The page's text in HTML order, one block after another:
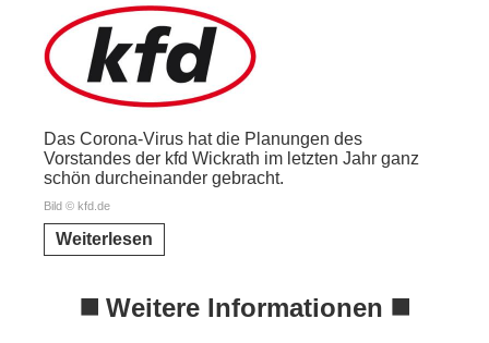
Das Corona-Virus hat die Planungen des
Vorstandes der kfd Wickrath im letzten Jahr ganz
schön durcheinander gebracht.
Bild © kfd.de
Weiterlesen
◼️ Weitere Informationen ◼️